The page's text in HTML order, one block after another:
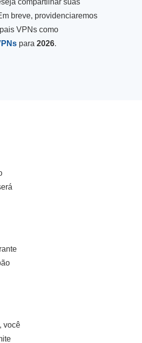
compartilhar suas
breve, providenciaremos
VPNs como
para 2026.
você